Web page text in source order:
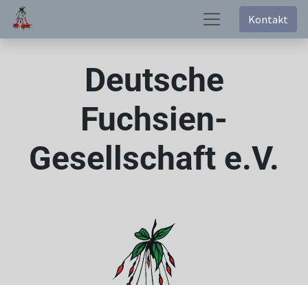
Kontakt
Deutsche
Fuchsien-
Gesellschaft e.V.